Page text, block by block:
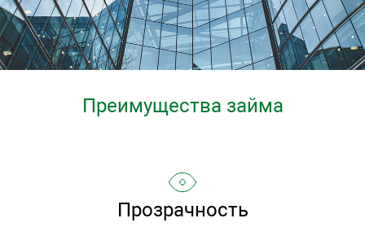
Преимущества займа
Прозрачность